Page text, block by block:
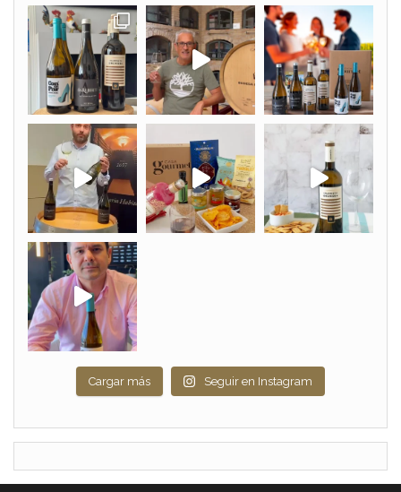
Cargar más Seguir en Instagram